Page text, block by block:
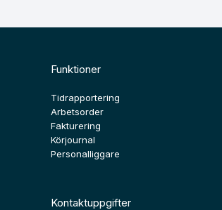
Funktioner
Tidrapportering
Arbetsorder
Fakturering
Körjournal
Personalliggare
Kontaktuppgifter